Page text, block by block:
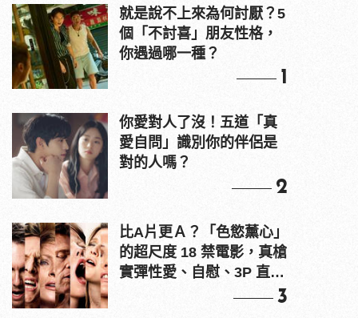
就是說不上來為何討厭？5
個「不討喜」朋友性格，
你遇過哪一種？
1
你愛對人了沒！五道「真
愛自問」識別你的伴侶是
對的人嗎？
2
比A片更Ａ？「色慾薰心」
的超尺度 18 禁電影，真槍
實彈性愛、自慰、3P 直接
3